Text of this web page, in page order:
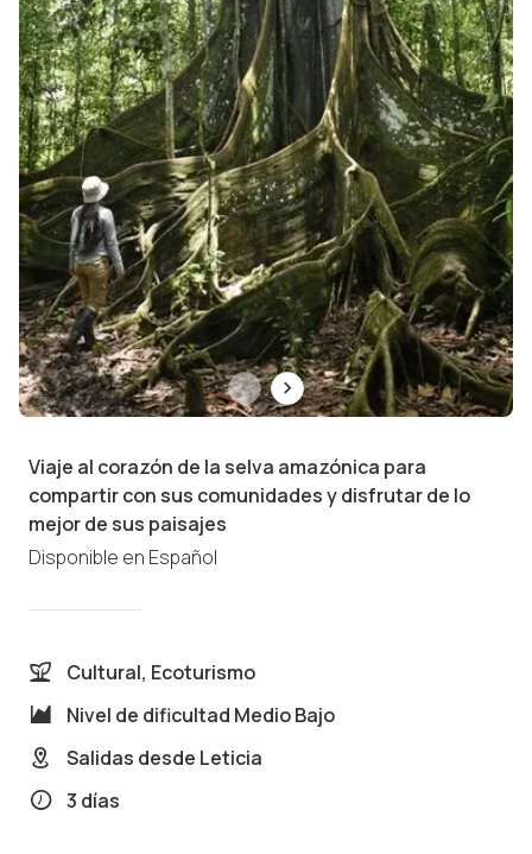
Viaje al corazón de la selva amazónica para
compartir con sus comunidades y disfrutar de lo
mejor de sus paisajes
Disponible en Español
Cultural, Ecoturismo
Nivel de dificultad Medio Bajo
Salidas desde Leticia
3 días